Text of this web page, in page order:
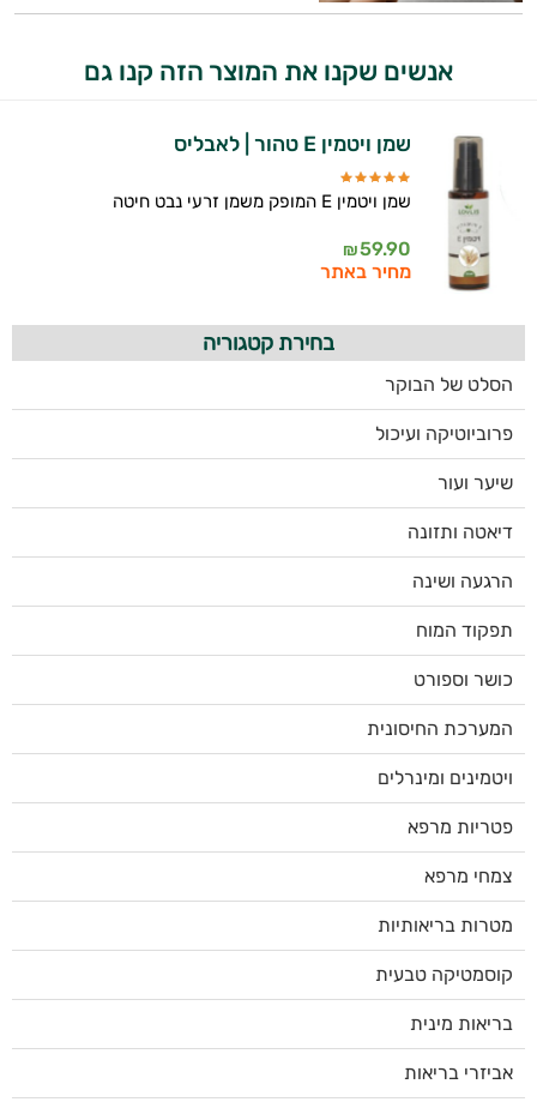
אנשים שקנו את המוצר הזה קנו גם
שמן ויטמין E טהור | לאבליס
שמן ויטמין E המופק משמן זרעי נבט חיטה
59.90
₪
מחיר באתר
בחירת קטגוריה
הסלט של הבוקר
פרוביוטיקה ועיכול
שיער ועור
דיאטה ותזונה
הרגעה ושינה
תפקוד המוח
כושר וספורט
המערכת החיסונית
ויטמינים ומינרלים
פטריות מרפא
צמחי מרפא
מטרות בריאותיות
קוסמטיקה טבעית
בריאות מינית
אביזרי בריאות